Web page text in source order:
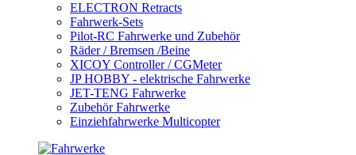
ELECTRON Retracts
Fahrwerk-Sets
Pilot-RC Fahrwerke und Zubehör
Räder / Bremsen /Beine
XICOY Controller / CGMeter
JP HOBBY - elektrische Fahrwerke
JET-TENG Fahrwerke
Zubehör Fahrwerke
Einziehfahrwerke Multicopter